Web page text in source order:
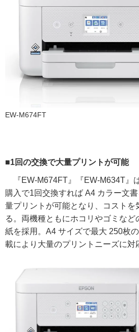
EW-M674FT
■1回の交換で大量プリントが可能
『 EW-M674FT』『 EW-M634T』
購入で1回交換すれば A4 カラー文
量プリントが可能となり、コストを
る。両機種ともにホコリやゴミな
紙を採用。 A4 サイズで最大 250枚
載により大量のプリントニーズに対